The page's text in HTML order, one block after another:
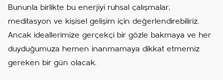
Bununla birlikte bu enerjiyi ruhsal çalışmalar,
meditasyon ve kişisel gelişim için değerlendirebiliriz.
Ancak ideallerimize gerçekçi bir gözle bakmaya ve her
duyduğumuza hemen inanmamaya dikkat etmemiz
gereken bir gün olacak.